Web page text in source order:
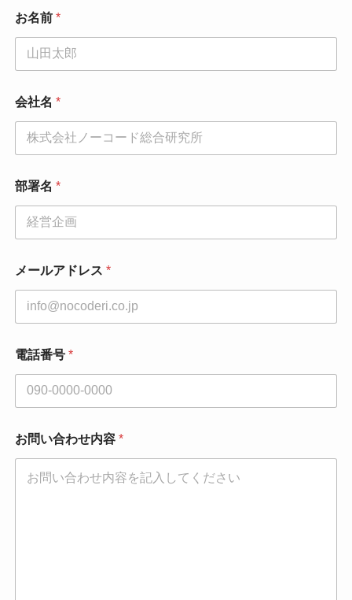
署
名
番
号
お名前 *
会社名 *
部署名 *
メールアドレス *
電話番号 *
お問い合わせ内容 *